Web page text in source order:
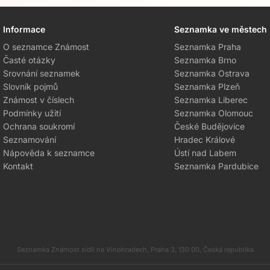
Informace
O seznamce Známost
Časté otázky
Srovnání seznamek
Slovník pojmů
Známost v číslech
Podmínky užití
Ochrana soukromí
Seznamování
Nápověda k seznamce
Kontakt
Seznamka ve městech
Seznamka Praha
Seznamka Brno
Seznamka Ostrava
Seznamka Plzeň
Seznamka Liberec
Seznamka Olomouc
České Budějovice
Hradec Králové
Ústí nad Labem
Seznamka Pardubice
Seznamka Známost sídlí na Vinohradech, Praha 3, 130 00, Česká republika